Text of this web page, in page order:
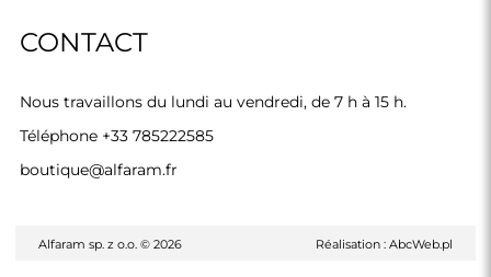
CONTACT
Nous travaillons du lundi au vendredi, de 7 h à 15 h.
Téléphone +33 785222585
boutique@alfaram.fr
Alfaram sp. z o.o. © 2026 Réalisation : AbcWeb.pl